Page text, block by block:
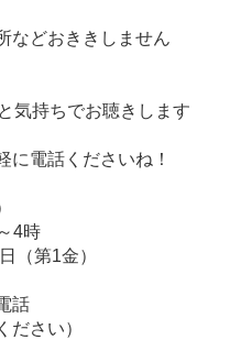
などおききしません
気持ちでお聴きします
に電話くださいね！
4時
第1金）
話
さい）